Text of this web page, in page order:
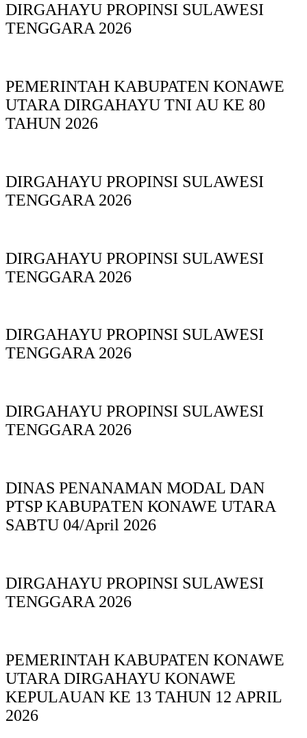
DIRGAHAYU PROPINSI SULAWESI
TENGGARA 2026
PEMERINTAH KABUPATEN KONAWE
UTARA DIRGAHAYU TNI AU KE 80
TAHUN 2026
DIRGAHAYU PROPINSI SULAWESI
TENGGARA 2026
DIRGAHAYU PROPINSI SULAWESI
TENGGARA 2026
DIRGAHAYU PROPINSI SULAWESI
TENGGARA 2026
DIRGAHAYU PROPINSI SULAWESI
TENGGARA 2026
DINAS PΕΝΑΝΑΜAN MODAL DAN
PTSP KABUPAΤΕΝ ΚΟNAWE UTARA
SABTU 04/April 2026
DIRGAHAYU PROPINSI SULAWESI
TENGGARA 2026
PEMERINTAH KABUPATEN KONAWE
UTARA DIRGAHAYU KONAWE
KEPULAUAN KE 13 TAHUN 12 APRIL
2026